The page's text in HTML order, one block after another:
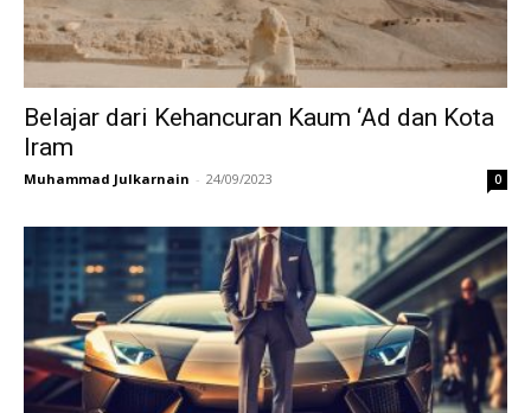
Belajar dari Kehancuran Kaum ‘Ad dan Kota
Iram
Muhammad Julkarnain - 24/09/2023 0